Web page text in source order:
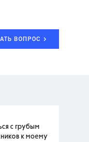
ВОПРОС
с грубым
к моему